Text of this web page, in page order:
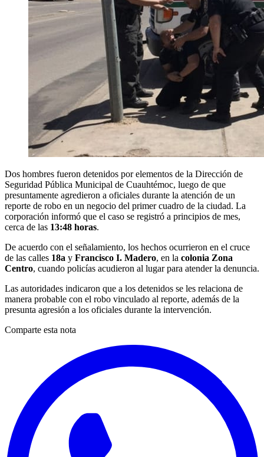
Dos hombres fueron detenidos por elementos de la Dirección de
Seguridad Pública Municipal de Cuauhtémoc, luego de que
presuntamente agredieron a oficiales durante la atención de un
reporte de robo en un negocio del primer cuadro de la ciudad. La
corporación informó que el caso se registró a principios de mes,
cerca de las 13:48 horas.
De acuerdo con el señalamiento, los hechos ocurrieron en el cruce
de las calles 18a y Francisco I. Madero, en la colonia Zona
Centro, cuando policías acudieron al lugar para atender la denuncia.
Las autoridades indicaron que a los detenidos se les relaciona de
manera probable con el robo vinculado al reporte, además de la
presunta agresión a los oficiales durante la intervención.
Comparte esta nota